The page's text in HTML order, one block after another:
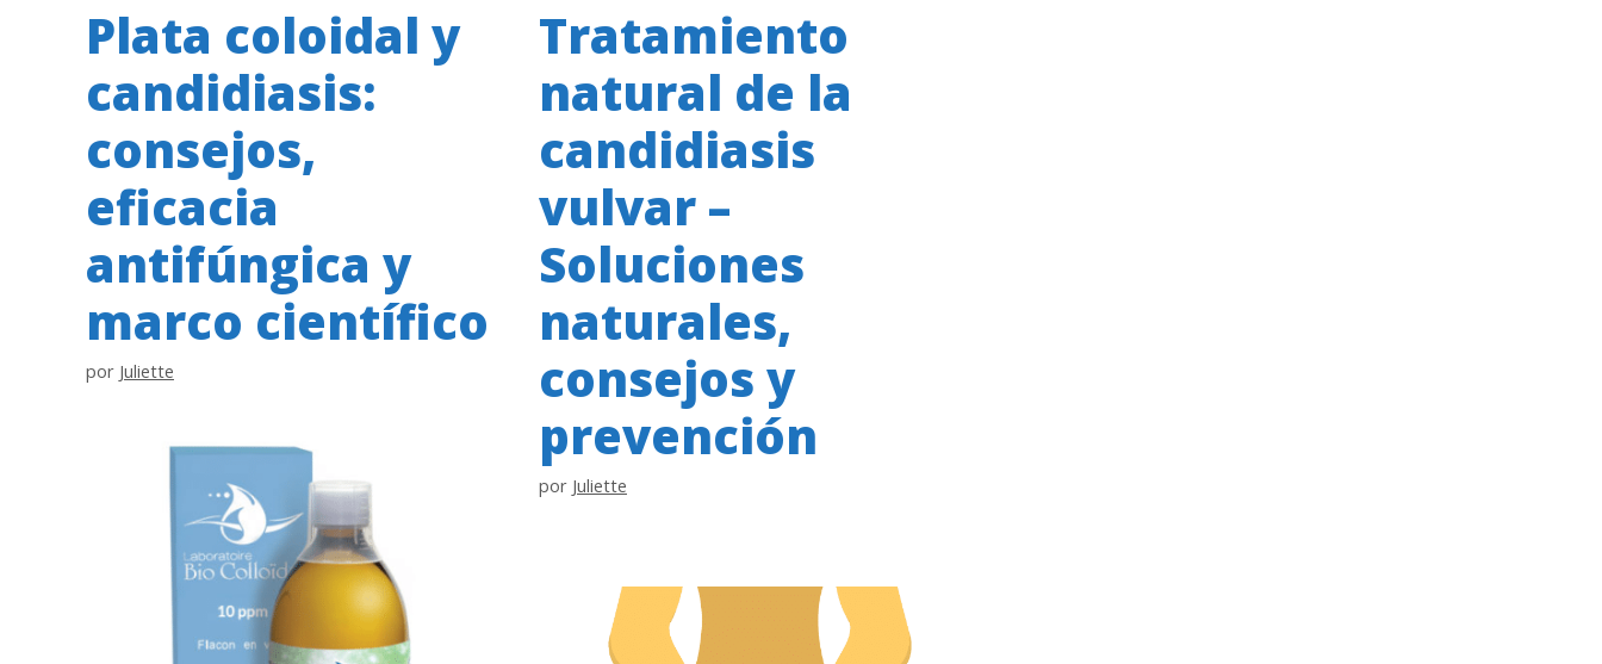
Plata coloidal y
candidiasis:
consejos,
eficacia
antifúngica y
marco científico
por Juliette
Tratamiento
natural de la
candidiasis
vulvar –
Soluciones
naturales,
consejos y
prevención
por Juliette